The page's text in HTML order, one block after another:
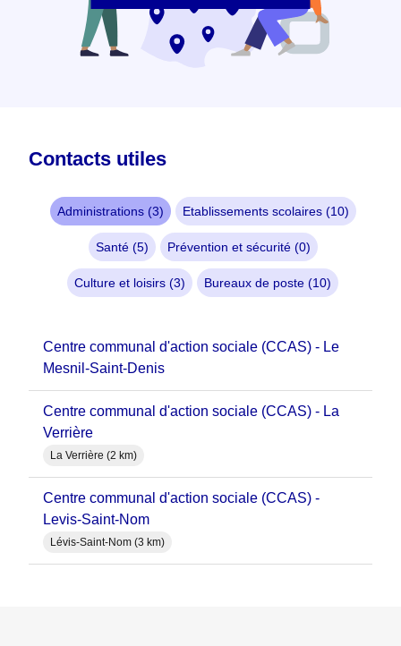
Contacts utiles
Administrations (3) Etablissements scolaires (10)
Santé (5) Prévention et sécurité (0)
Culture et loisirs (3) Bureaux de poste (10)
Centre communal d'action sociale (CCAS) - Le
Mesnil-Saint-Denis
Centre communal d'action sociale (CCAS) - La
Verrière
La Verrière (2 km)
Centre communal d'action sociale (CCAS) -
Levis-Saint-Nom
Lévis-Saint-Nom (3 km)